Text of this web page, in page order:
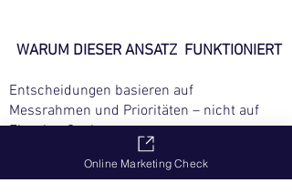
WARUM DIESER ANSATZ FUNKTIONIERT
Entscheidungen basieren auf
Messrahmen und Prioritäten – nicht auf
Einzelmaßnahmen
Tracking, Indexierung und Content-
Architektur greifen ineinander
Online Marketing Check